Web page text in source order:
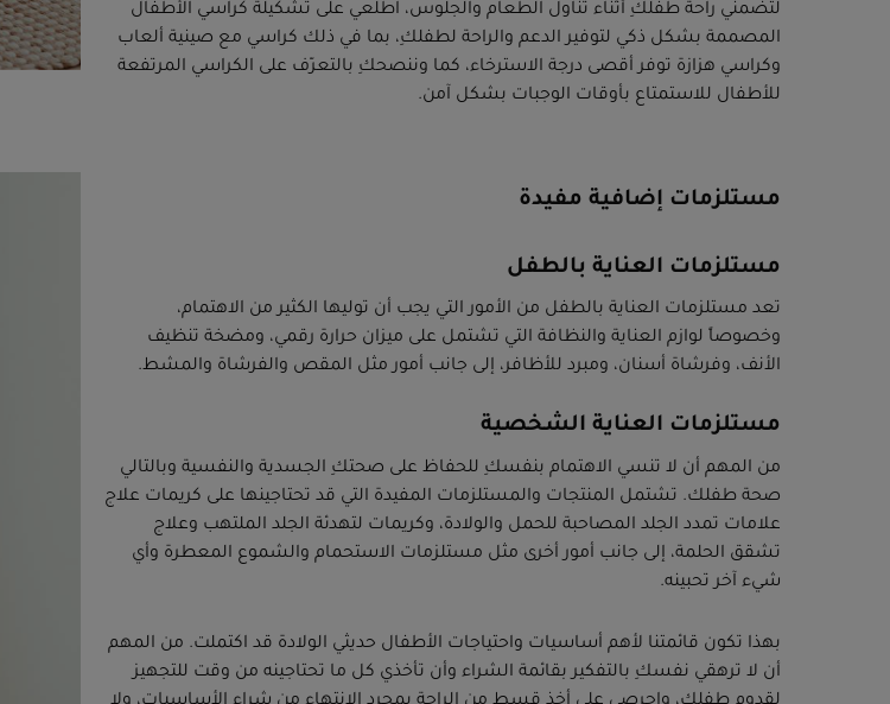
لتضمني راحة طفلكِ أثناء تناول الطعام والجلوس، اطلعي على تشكيلة كراسي الأطفال
المصممة بشكل ذكي لتوفير الدعم والراحة لطفلكِ، بما في ذلك كراسي مع صينية ألعاب
وكراسي هزازة توفر أقصى درجة الاسترخاء، كما وننصحكِ بالتعرّف على الكراسي المرتفعة
للأطفال للاستمتاع بأوقات الوجبات بشكل آمن.
مستلزمات إضافية مفيدة
مستلزمات العناية بالطفل
تعد مستلزمات العناية بالطفل من الأمور التي يجب أن توليها الكثير من الاهتمام،
وخصوصاً لوازم العناية والنظافة التي تشتمل على ميزان حرارة رقمي، ومضخة تنظيف
الأنف، وفرشاة أسنان، ومبرد للأظافر، إلى جانب أمور مثل المقص والفرشاة والمشط.
مستلزمات العناية الشخصية
من المهم أن لا تنسي الاهتمام بنفسكِ للحفاظ على صحتكِ الجسدية والنفسية وبالتالي
صحة طفلك. تشتمل المنتجات والمستلزمات المفيدة التي قد تحتاجينها على كريمات علاج
علامات تمدد الجلد المصاحبة للحمل والولادة، وكريمات لتهدئة الجلد الملتهب وعلاج
تشقق الحلمة، إلى جانب أمور أخرى مثل مستلزمات الاستحمام والشموع المعطرة وأي
شيء آخر تحبينه.
بهذا تكون قائمتنا لأهم أساسيات واحتياجات الأطفال حديثي الولادة قد اكتملت. من المهم
أن لا ترهقي نفسكِ بالتفكير بقائمة الشراء وأن تأخذي كل ما تحتاجينه من وقت للتجهيز